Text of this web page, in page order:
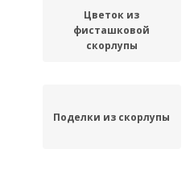
Цветок из
фисташковой
скорлупы
Поделки из скорлупы